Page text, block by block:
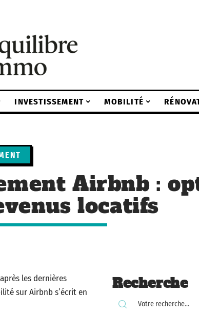
INVESTISSEMENT MOBILITÉ
Airbnb :
locatifs
les dernières
sur Airbnb s’écrit en
Recherche